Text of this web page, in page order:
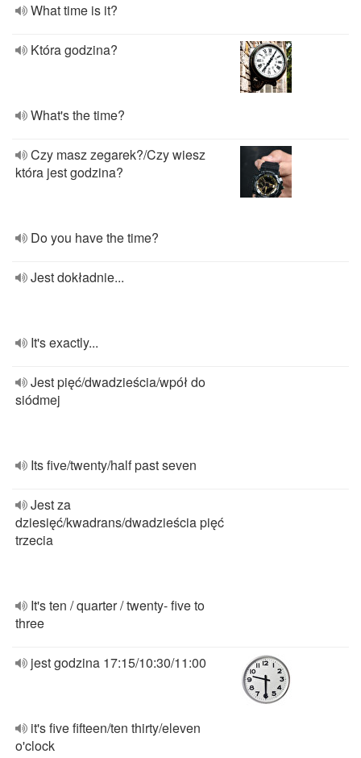
What time is it?
Która godzina?
What's the time?
Czy masz zegarek?/Czy wiesz
która jest godzina?
Do you have the time?
Jest dokładnie...
It's exactly...
Jest pięć/dwadzieścia/wpół do
siódmej
Its five/twenty/half past seven
Jest za
dziesięć/kwadrans/dwadzieścia pięć
trzecia
It's ten / quarter / twenty- five to
three
jest godzina 17:15/10:30/11:00
it's five fifteen/ten thirty/eleven
o'clock